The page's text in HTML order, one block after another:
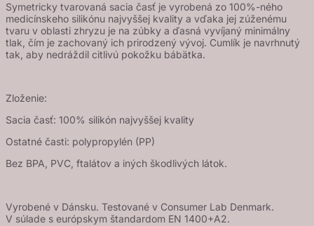
Symetricky tvarovaná sacia časť je vyrobená zo 100%-ného
medicínskeho silikónu najvyššej kvality a vďaka jej zúženému
tvaru v oblasti zhryzu je na zúbky a ďasná vyvíjaný minimálny
tlak, čím je zachovaný ich prirodzený vývoj. Cumlík je navrhnutý
tak, aby nedráždil citlivú pokožku bábätka.
Zloženie:
Sacia časť: 100% silikón najvyššej kvality
Ostatné časti: polypropylén (PP)
Bez BPA, PVC, ftalátov a iných škodlivých látok.
Vyrobené v Dánsku. Testované v Consumer Lab Denmark.
V súlade s európskym štandardom EN 1400+A2.